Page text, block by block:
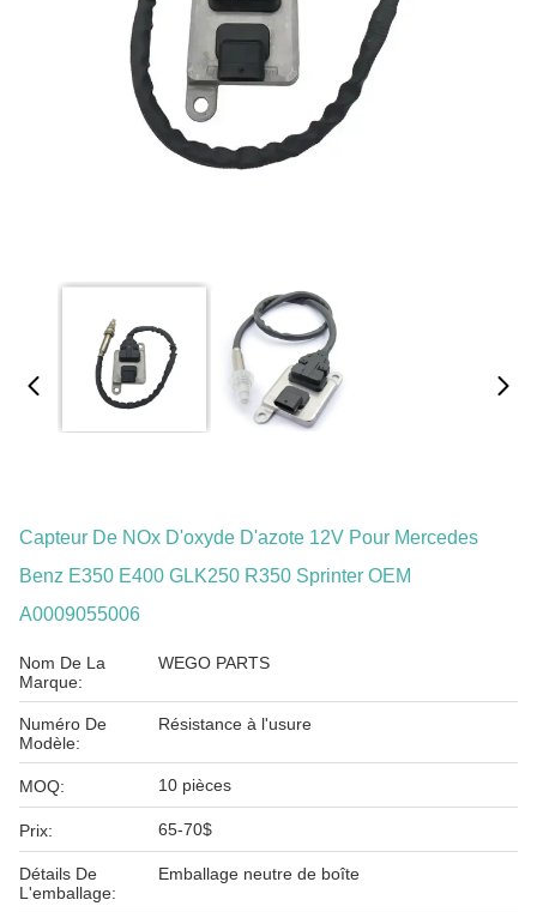
Capteur De NOx D'oxyde D'azote 12V Pour Mercedes
Benz E350 E400 GLK250 R350 Sprinter OEM
A0009055006
Nom De La
Marque:
WEGO PARTS
Numéro De
Modèle:
Résistance à l'usure
MOQ: 10 pièces
Prix: 65-70$
Détails De
L'emballage:
Emballage neutre de boîte